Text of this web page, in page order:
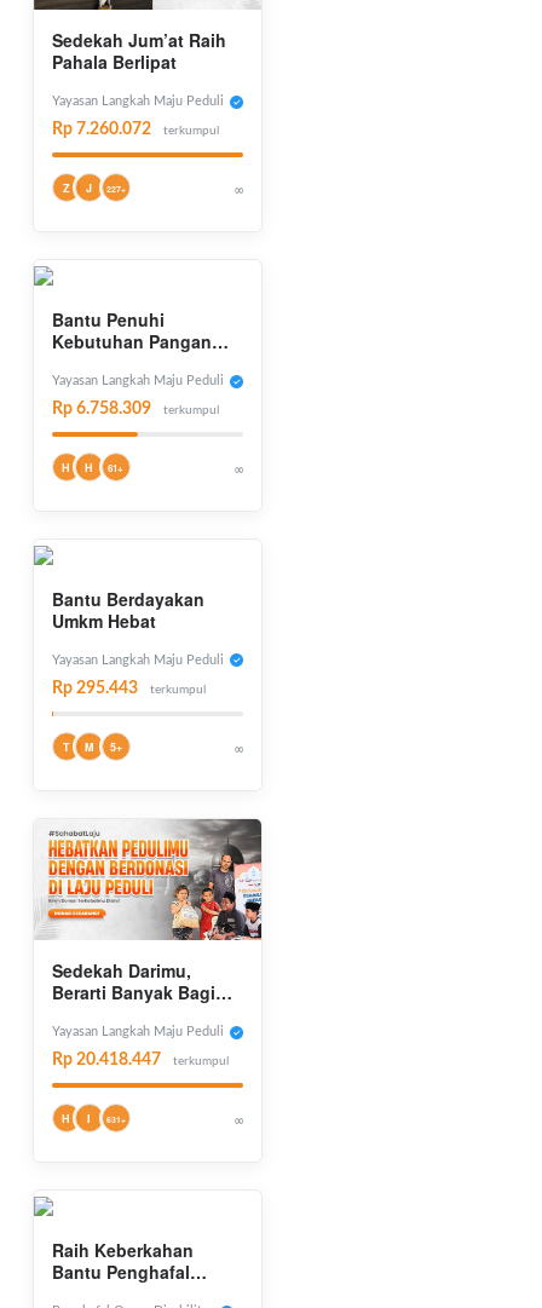
Sedekah Jum’at Raih
Pahala Berlipat
Yayasan Langkah Maju Peduli
Rp 7.260.072 terkumpul
Z J 227+ ∞
Bantu Penuhi
Kebutuhan Pangan
Yayasan Langkah Maju Peduli
Rp 6.758.309 terkumpul
H H 61+ ∞
Bantu Berdayakan
Umkm Hebat
Yayasan Langkah Maju Peduli
Rp 295.443 terkumpul
T M 5+ ∞
Sedekah Darimu,
Berarti Banyak Bagi
Yayasan Langkah Maju Peduli
Rp 20.418.447 terkumpul
H I 631+ ∞
Raih Keberkahan
Bantu Penghafal